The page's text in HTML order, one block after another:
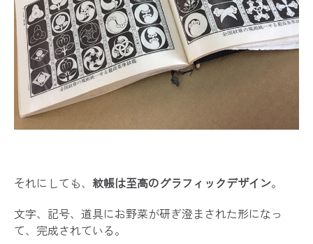
それにしても、 紋帳は至高のグラフィックデザイン。
文字、記号、道具にお野菜が研ぎ澄まされた形になっ
て、完成されている。